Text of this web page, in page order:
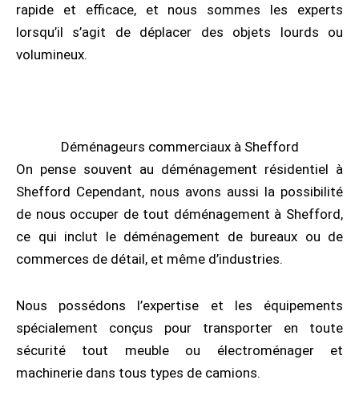
rapide et efficace, et nous sommes les experts
lorsqu’il s’agit de déplacer des objets lourds ou
volumineux.
Déménageurs commerciaux à Shefford
On pense souvent au déménagement résidentiel à
Shefford Cependant, nous avons aussi la possibilité
de nous occuper de tout déménagement à Shefford,
ce qui inclut le déménagement de bureaux ou de
commerces de détail, et même d’industries.
Nous possédons l’expertise et les équipements
spécialement conçus pour transporter en toute
sécurité tout meuble ou électroménager et
machinerie dans tous types de camions.